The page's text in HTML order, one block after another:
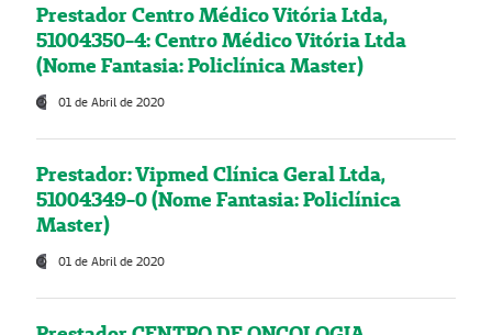
Prestador Centro Médico Vitória Ltda,
51004350-4: Centro Médico Vitória Ltda
(Nome Fantasia: Policlínica Master)
01 de Abril de 2020
Prestador: Vipmed Clínica Geral Ltda,
51004349-0 (Nome Fantasia: Policlínica
Master)
01 de Abril de 2020